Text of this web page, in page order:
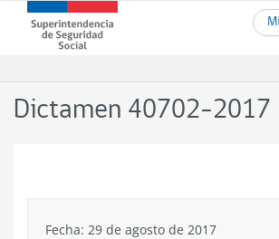
contenido
Superintendencia
de
-
Dictamen 40702-2017
Fecha: 29 de agosto de 2017